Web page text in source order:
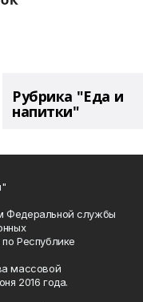
Рубрика "Еда и
напитки"
Федеральной службы
Республике
массовой
2016 года.